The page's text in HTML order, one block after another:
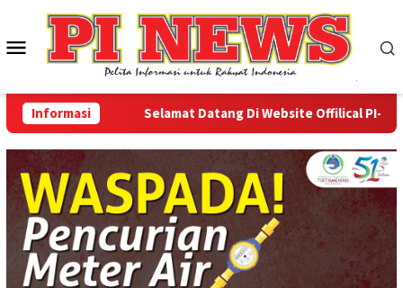
konten
Menu
Mobile
Informasi Selamat Datang Di Website Offilical PI-